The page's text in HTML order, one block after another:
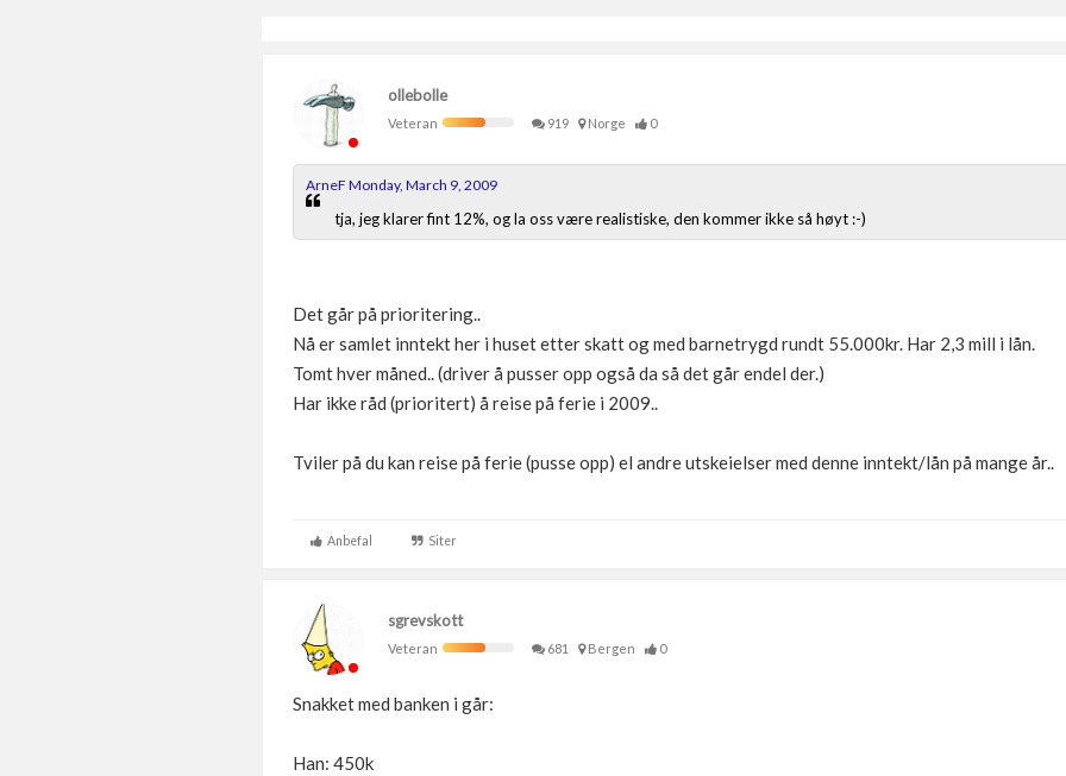
ollebolle
Veteran
919 Norge 0
ArneF Monday, March 9, 2009
tja, jeg klarer fint 12%, og la oss være realistiske, den kommer ikke så høyt :-)
Det går på prioritering..
Nå er samlet inntekt her i huset etter skatt og med barnetrygd rundt 55.000kr. Har 2,3 mill i lån.
Tomt hver måned.. (driver å pusser opp også da så det går endel der.)
Har ikke råd (prioritert) å reise på ferie i 2009..
Tviler på du kan reise på ferie (pusse opp) el andre utskeielser med denne inntekt/lån på mange år..
Anbefal Siter
sgrevskott
Veteran
681 Bergen 0
Snakket med banken i går:
Han: 450k